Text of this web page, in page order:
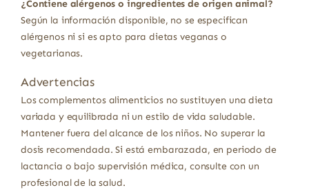
¿Contiene alérgenos o ingredientes de origen animal?
Según la información disponible, no se especifican
alérgenos ni si es apto para dietas veganas o
vegetarianas.
Advertencias
Los complementos alimenticios no sustituyen una dieta
variada y equilibrada ni un estilo de vida saludable.
Mantener fuera del alcance de los niños. No superar la
dosis recomendada. Si está embarazada, en periodo de
lactancia o bajo supervisión médica, consulte con un
profesional de la salud.